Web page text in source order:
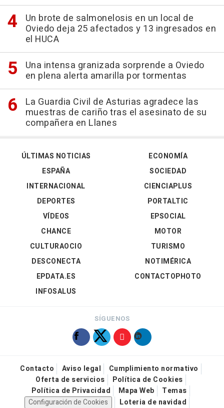
Un brote de salmonelosis en un local de
Oviedo deja 25 afectados y 13 ingresados en
el HUCA
Una intensa granizada sorprende a Oviedo
en plena alerta amarilla por tormentas
La Guardia Civil de Asturias agradece las
muestras de cariño tras el asesinato de su
compañera en Llanes
ÚLTIMAS NOTICIAS
ESPAÑA
INTERNACIONAL
DEPORTES
VÍDEOS
ECONOMÍA
SOCIEDAD
CIENCIAPLUS
PORTALTIC
EPSOCIAL
CHANCE
CULTURAOCIO
DESCONECTA
EPDATA.ES
INFOSALUS
MOTOR
TURISMO
NOTIMÉRICA
CONTACTOPHOTO
SÍGUENOS
Contacto Aviso legal
Cumplimiento normativo
Oferta de servicios
Política de Cookies
Política de Privacidad
Mapa Web
Temas
Configuración de Cookies
Loteria de navidad